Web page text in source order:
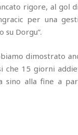
rigore, al gol di
per una
Dorgu”.
dimostrato
che 15 giorni
sino alla fine a